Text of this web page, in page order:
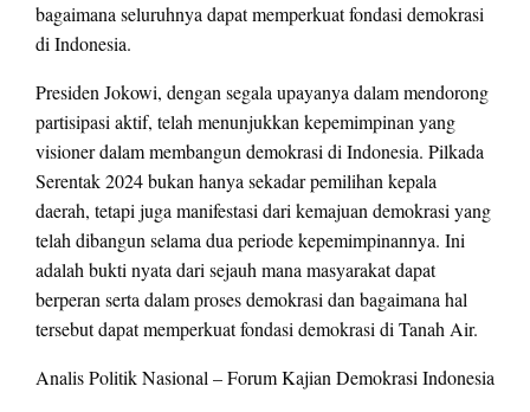
bagaimana seluruhnya dapat memperkuat fondasi demokrasi
di Indonesia.
Presiden Jokowi, dengan segala upayanya dalam mendorong
partisipasi aktif, telah menunjukkan kepemimpinan yang
visioner dalam membangun demokrasi di Indonesia. Pilkada
Serentak 2024 bukan hanya sekadar pemilihan kepala
daerah, tetapi juga manifestasi dari kemajuan demokrasi yang
telah dibangun selama dua periode kepemimpinannya. Ini
adalah bukti nyata dari sejauh mana masyarakat dapat
berperan serta dalam proses demokrasi dan bagaimana hal
tersebut dapat memperkuat fondasi demokrasi di Tanah Air.
Analis Politik Nasional – Forum Kajian Demokrasi Indonesia